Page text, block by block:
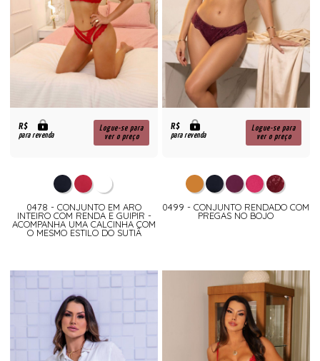
R$
para revenda
Logue-se para
ver o preço
0478 - CONJUNTO EM ARO
INTEIRO COM RENDA E GUIPIR -
ACOMPANHA UMA CALCINHA COM
O MESMO ESTILO DO SUTIÃ
R$
para revenda
Logue-se para
ver o preço
0499 - CONJUNTO RENDADO COM
PREGAS NO BOJO